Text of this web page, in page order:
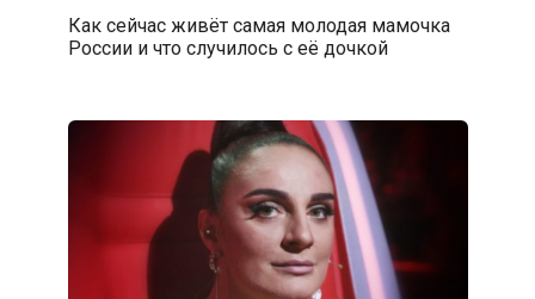
Как сейчас живёт самая молодая мамочка
России и что случилось с её дочкой